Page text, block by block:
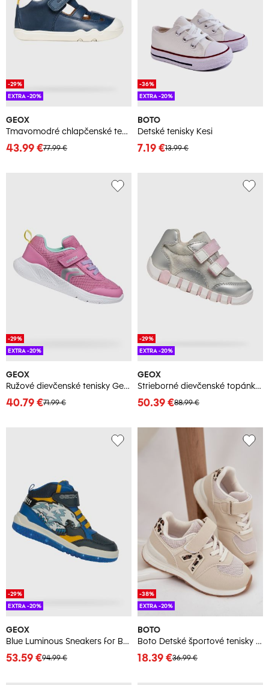
GEOX
Tmavomodré chlapčenské tenisky Geox Steppieup
77.99 €
43.99 €
-29%
EXTRA -20%
BOTO
Detské tenisky Kesi
13.99 €
7.19 €
-36%
EXTRA -20%
GEOX
Ružové dievčenské tenisky Geox Sprintye
71.99 €
40.79 €
-29%
EXTRA -20%
GEOX
Strieborné dievčenské topánky Geox Iupidoo
88.99 €
50.39 €
-29%
EXTRA -20%
GEOX
Blue Luminous Sneakers for Boys Geox Buzzerlight Boy - Boys
94.99 €
53.59 €
-29%
EXTRA -20%
BOTO
Boto Detské športové tenisky na suchý zips béžové Galisse
36.99 €
18.39 €
-38%
EXTRA -20%